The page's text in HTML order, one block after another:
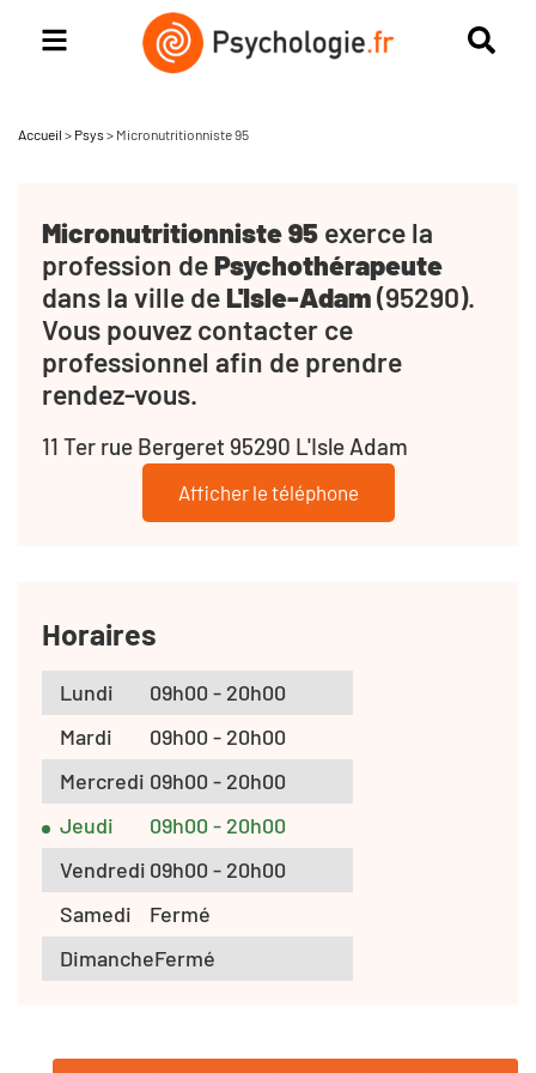
Accueil > Psys > Micronutritionniste 95
Micronutritionniste 95 exerce la
profession dePsychothérapeute
dans la ville de L'Isle-Adam(95290).
Vous pouvez contacter ce
professionnel afin de prendre
rendez-vous.
11 Ter rue Bergeret 95290 L'Isle Adam
Afficher le téléphone
Horaires
Lundi
09h00 - 20h00
Mardi
09h00 - 20h00
Mercredi 09h00 - 20h00
Jeudi
09h00 - 20h00
Vendredi 09h00 - 20h00
Samedi
Fermé
DimancheFermé